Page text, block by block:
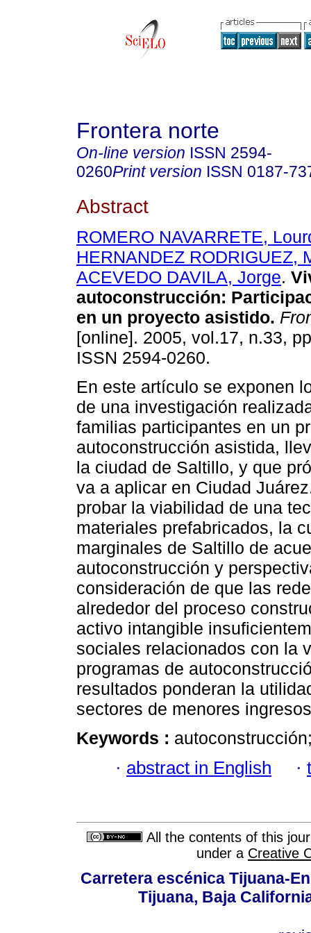
Frontera norte
On-line version ISSN 2594-
0260Print version ISSN 0187-
Abstract
ROMERO NAVARRETE,
HERNANDEZ RODRIGUEZ,
ACEVEDO DAVILA, Jorge.
autoconstrucción:
en un proyecto asistido.
[online]. 2005, vol.17, n.33,
ISSN 2594-0260.
En este artículo se exponen
de una investigación
familias participantes en un
autoconstrucción asistida,
la ciudad de Saltillo, y que
va a aplicar en Ciudad
probar la viabilidad de una
materiales prefabricados, la
marginales de Saltillo de
autoconstrucción y
consideración de que las
alrededor del proceso
activo intangible
sociales relacionados con la
programas de
resultados ponderan la
sectores de menores
Keywords :
· abstract in English ·
All the contents of this
under a Creative
Carretera escénica Tijuana-
Tijuana, Baja